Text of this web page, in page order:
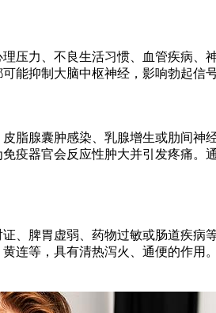
压力、不良生活习惯、血管疾病
能抑制大脑中枢神经，影响勃起
脂腺囊肿感染、乳腺增生或肋间
疫器官会反应性肿大并引发疼痛。
、脾胃虚弱、药物过敏或肠道疾
连等，具有清热泻火、通便的作